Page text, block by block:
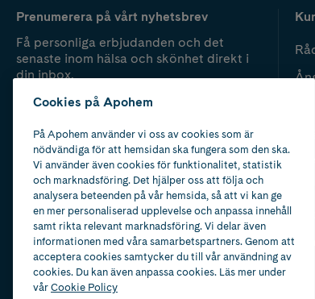
Prenumerera på vårt nyhetsbrev
Få personliga erbjudanden och det
senaste inom hälsa och skönhet direkt i
din inbox.
Cookies på Apohem
På Apohem använder vi oss av cookies som är
nödvändiga för att hemsidan ska fungera som den ska.
Vi använder även cookies för funktionalitet, statistik
och marknadsföring. Det hjälper oss att följa och
analysera beteenden på vår hemsida, så att vi kan ge
en mer personaliserad upplevelse och anpassa innehåll
samt rikta relevant marknadsföring. Vi delar även
informationen med våra samarbetspartners. Genom att
acceptera cookies samtycker du till vår användning av
cookies. Du kan även anpassa cookies. Läs mer under
vårCookie Policy